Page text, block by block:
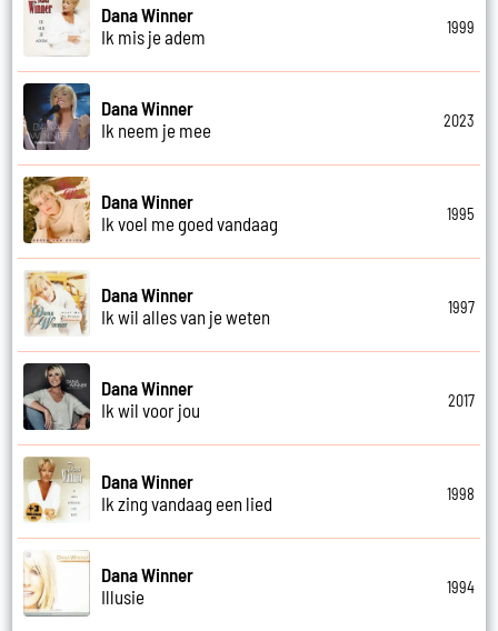
Dana Winner
Ik mis je adem
1999
Dana Winner
Ik neem je mee
2023
Dana Winner
Ik voel me goed vandaag
1995
Dana Winner
Ik wil alles van je weten
1997
Dana Winner
Ik wil voor jou
2017
Dana Winner
Ik zing vandaag een lied
1998
Dana Winner
Illusie
1994